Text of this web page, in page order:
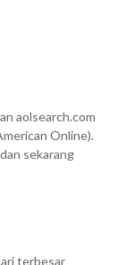
aolsearch.com
Online).
sekarang
terbesar